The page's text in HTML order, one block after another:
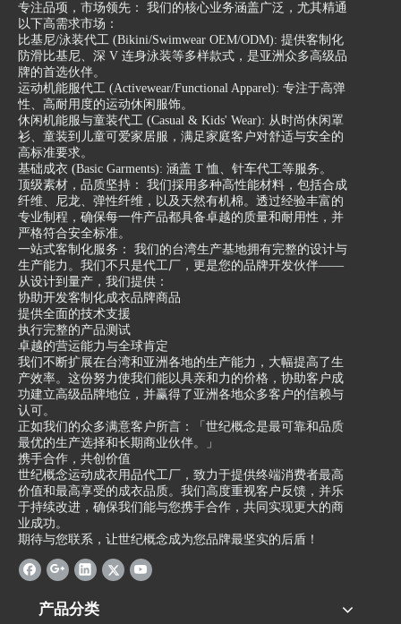
专注品项，市场领先： 我们的核心业务涵盖广泛，尤其精通
以下高需求市场：
比基尼/泳装代工 (Bikini/Swimwear OEM/ODM): 提供客制化
防滑比基尼、深 V 连身泳装等多样款式，是亚洲众多高级品
牌的首选伙伴。
运动机能服代工 (Activewear/Functional Apparel): 专注于高弹
性、高耐用度的运动休闲服饰。
休闲机能服与童装代工 (Casual & Kids' Wear): 从时尚休闲罩
衫、童装到儿童可爱家居服，满足家庭客户对舒适与安全的
高标准要求。
基础成衣 (Basic Garments): 涵盖 T 恤、针车代工等服务。
顶级素材，品质坚持： 我们採用多种高性能材料，包括合成
纤维、尼龙、弹性纤维，以及天然有机棉。透过经验丰富的
专业制程，确保每一件产品都具备卓越的质量和耐用性，并
严格符合安全标准。
一站式客制化服务： 我们的台湾生产基地拥有完整的设计与
生产能力。我们不只是代工厂，更是您的品牌开发伙伴——
从设计到量产，我们提供：
协助开发客制化成衣品牌商品
提供全面的技术支援
执行完整的产品测试
卓越的营运能力与全球肯定
我们不断扩展在台湾和亚洲各地的生产能力，大幅提高了生
产效率。这份努力使我们能以具亲和力的价格，协助客户成
功建立高级品牌地位，并赢得了亚洲各地众多客户的信赖与
认可。
正如我们的众多满意客户所言：「世纪概念是最可靠和品质
最优的生产选择和长期商业伙伴。」
携手合作，共创价值
世纪概念运动成衣用品代工厂，致力于提供终端消费者最高
价值和最高享受的成衣品质。我们高度重视客户反馈，并乐
于持续改进，确保我们能与您携手合作，共同实现更大的商
业成功。
期待与您联系，让世纪概念成为您品牌最坚实的后盾！
产品分类